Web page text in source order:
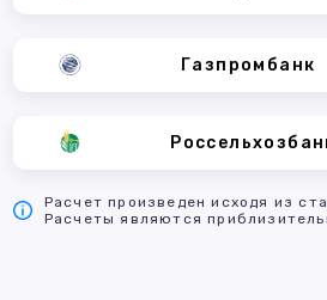
Газпромбанк
Расчет произведен исходя из
Расчеты являются